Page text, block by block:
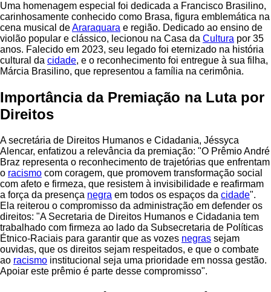
Uma homenagem especial foi dedicada a Francisco Brasilino,
carinhosamente conhecido como Brasa, figura emblemática na
cena musical deAraraquara e região. Dedicado ao ensino de
violão popular e clássico, lecionou na Casa da Cultura por 35
anos. Falecido em 2023, seu legado foi eternizado na história
cultural da cidade, e o reconhecimento foi entregue à sua filha,
Márcia Brasilino, que representou a família na cerimônia.
Importância da Premiação na Luta por
Direitos
A secretária de Direitos Humanos e Cidadania, Jéssyca
Alencar, enfatizou a relevância da premiação: "O Prêmio André
Braz representa o reconhecimento de trajetórias que enfrentam
o racismo com coragem, que promovem transformação social
com afeto e firmeza, que resistem à invisibilidade e reafirmam
a força da presença negra em todos os espaços da cidade".
Ela reiterou o compromisso da administração em defender os
direitos: "A Secretaria de Direitos Humanos e Cidadania tem
trabalhado com firmeza ao lado da Subsecretaria de Políticas
Étnico-Raciais para garantir que as vozes negras sejam
ouvidas, que os direitos sejam respeitados, e que o combate
ao racismo institucional seja uma prioridade em nossa gestão.
Apoiar este prêmio é parte desse compromisso".